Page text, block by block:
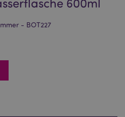
- BOT227